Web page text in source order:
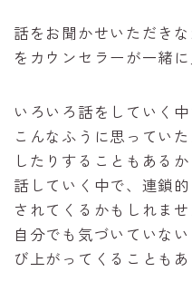
話をお聞かせいただき
をカウンセラーが一緒に
いろいろ話をしていく
こんなふうに思ってい
したりすることもあるか
話していく中で、連鎖
されてくるかもしれませ
自分でも気づいていな
び上がってくることもあ